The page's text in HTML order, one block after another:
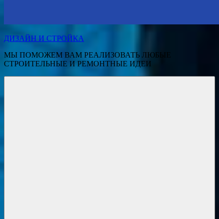
ДИЗАЙН И СТРОЙКА
МЫ ПОМОЖЕМ ВАМ РЕАЛИЗОВАТЬ ЛЮБЫЕ
СТРОИТЕЛЬНЫЕ И РЕМОНТНЫЕ ИДЕИ